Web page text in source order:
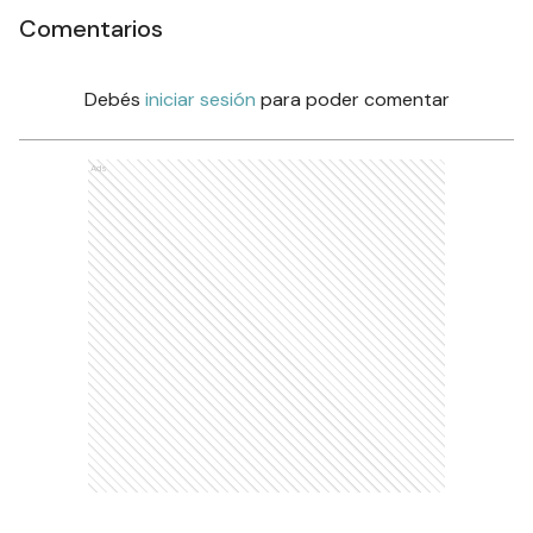
Comentarios
Debés iniciar sesión para poder comentar
Ads